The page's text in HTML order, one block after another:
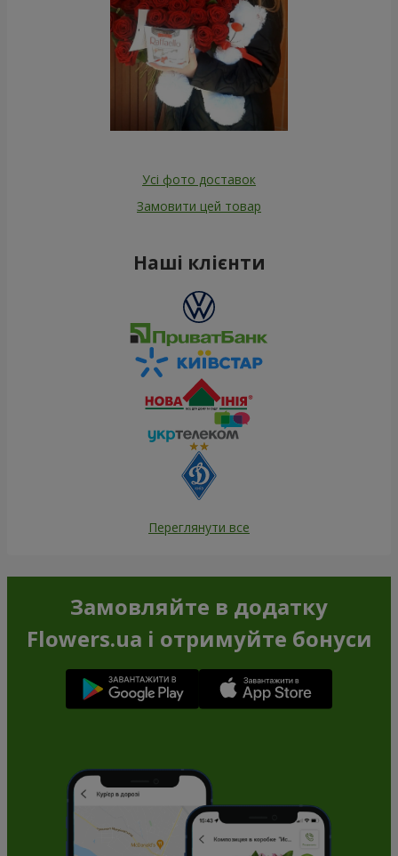
Усі фото доставок
Замовити цей товар
Наші клієнти
Переглянути все
Замовляйте в додатку
Flowers.ua і отримуйте бонуси